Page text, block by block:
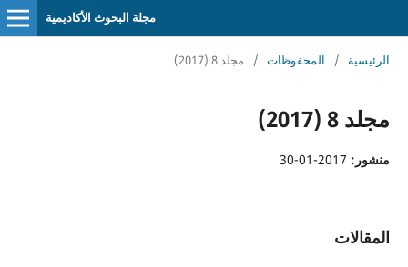
مجلة البحوث الأكاديمية
الرئيسية / المحفوظات / مجلد 8 (2017)
مجلد 8 (2017)
منشور: 2017-01-30
المقالات